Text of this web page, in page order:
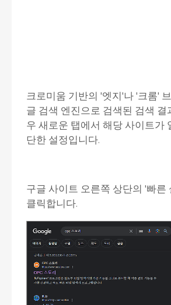
크로미움 기반의 '엣지'나 '크롬'
글 검색 엔진으로 검색된 검색 결
우 새로운 탭에서 해당 사이트가
단한 설정입니다.
구글 사이트 오른쪽 상단의 '빠른
클릭합니다.